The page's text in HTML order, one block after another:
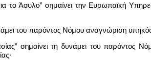
το Άσυλο” σημαίνει την Ευρωπαϊκή
του παρόντος Νόμου αναγνώριση
σημαίνει τη δυνάμει του